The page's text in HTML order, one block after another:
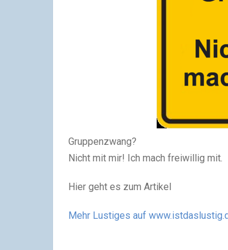
Gruppenzwang?
Nicht mit mir! Ich mach freiwillig mit.
Hier geht es zum Artikel
Mehr Lustiges auf